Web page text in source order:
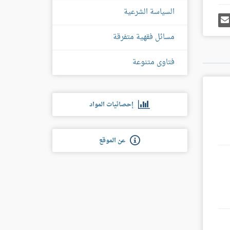
إرسل
إيميل
السياسة الشرعية
مسائل فقهية متفرقة
فتاوى متنوعة
إحصائيات المواد
عن الموقع